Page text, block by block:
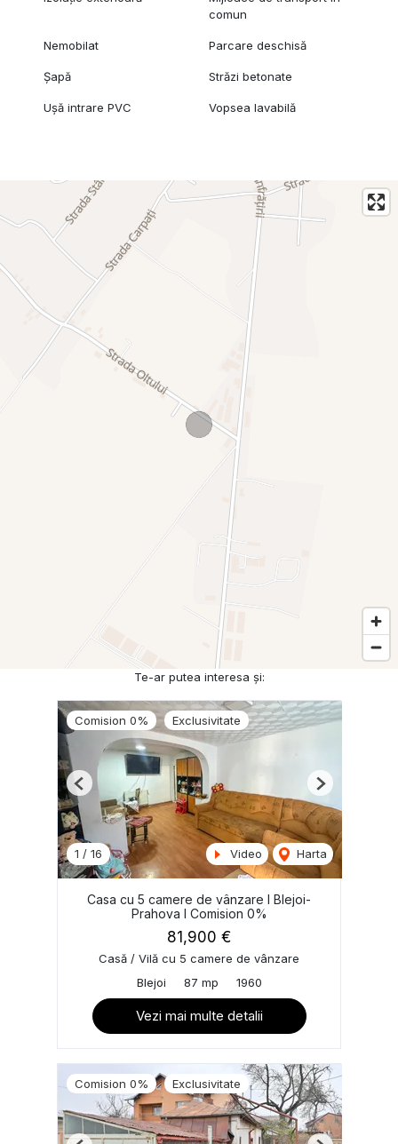
comun
Nemobilat Parcare deschisă
Șapă Străzi betonate
Ușă intrare PVC Vopsea lavabilă
Te-ar putea interesa și:
Comision 0% Exclusivitate
1 / 16 Video Harta
Previous Next
Casa cu 5 camere de vânzare I Blejoi-
Prahova I Comision 0%
81,900 €
Casă / Vilă cu 5 camere de vânzare
Blejoi
87 mp 1960
Vezi mai multe detalii
Comision 0% Exclusivitate